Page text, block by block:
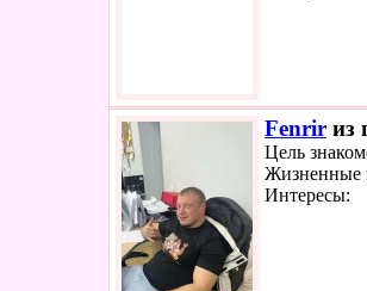
Fenrir из
Цель
Жизненные
Интересы: